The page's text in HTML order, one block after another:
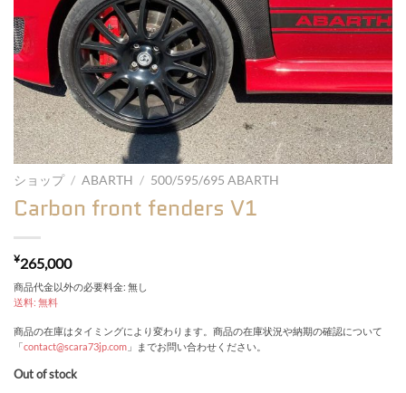
ショップ / ABARTH / 500/595/695 ABARTH
Carbon front fenders V1
¥265,000
商品代金以外の必要料金: 無し
送料: 無料
商品の在庫はタイミングにより変わります。商品の在庫状況や納期の確認について
「contact@scara73jp.com 」までお問い合わせください。
Out of stock